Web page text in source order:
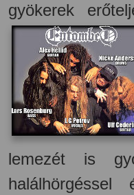
gyökerek
lemezét is